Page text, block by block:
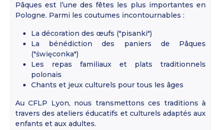
Pâques est l’une des fêtes les plus importantes en
Pologne. Parmi les coutumes incontournables :
La décoration des œufs ("pisanki")
La bénédiction des paniers de Pâques
("święconka")
Les repas familiaux et plats traditionnels
polonais
Chants et jeux culturels pour tous les âges
Au CFLP Lyon, nous transmettons ces traditions à
travers des ateliers éducatifs et culturels adaptés aux
enfants et aux adultes.